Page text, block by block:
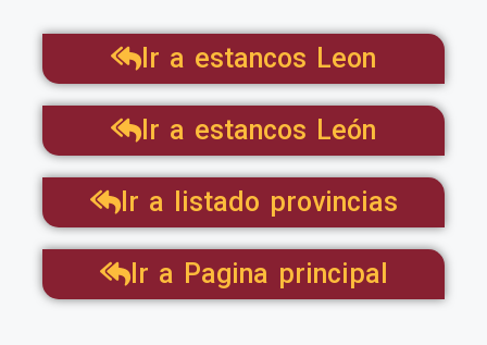
Ir a estancos Leon
Ir a estancos León
Ir a listado provincias
Ir a Pagina principal